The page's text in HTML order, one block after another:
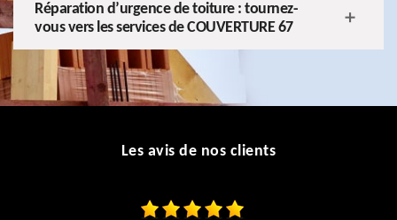
Réparation d’urgence de toiture : tournez-
vous vers les services de COUVERTURE 67
Les avis de nos clients